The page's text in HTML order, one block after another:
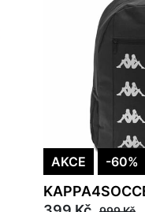
AKCE -60%